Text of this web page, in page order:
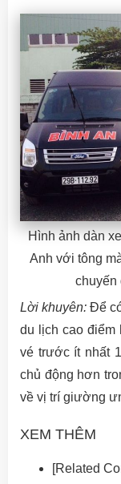
Hình ảnh dàn
Anh với tông
chuyến
Lời khuyên: Để
du lịch cao điểm
vé trước ít nhất
chủ động hơn
về vị trí giường
XEM THÊM
[Related